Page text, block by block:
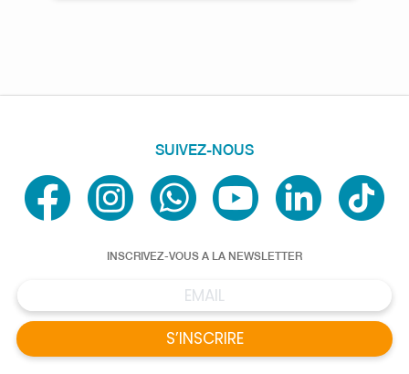
SUIVEZ-NOUS
INSCRIVEZ-VOUS A LA NEWSLETTER
S’INSCRIRE